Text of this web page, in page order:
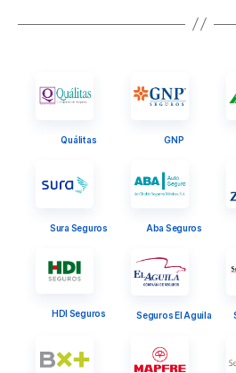
Quálitas GNP
Sura Seguros Aba Seguros
HDI Seguros Seguros El Aguila